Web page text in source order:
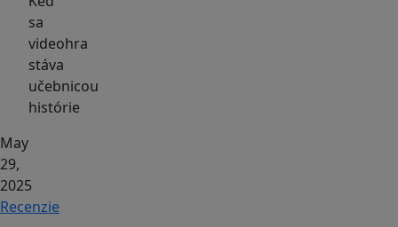
sa
videohra
stáva
učebnicou
histórie
May
29,
2025
Recenzie